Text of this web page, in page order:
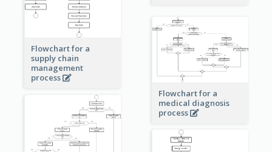
Flowchart for a
supply chain
management
process
Flowchart for a
medical diagnosis
process